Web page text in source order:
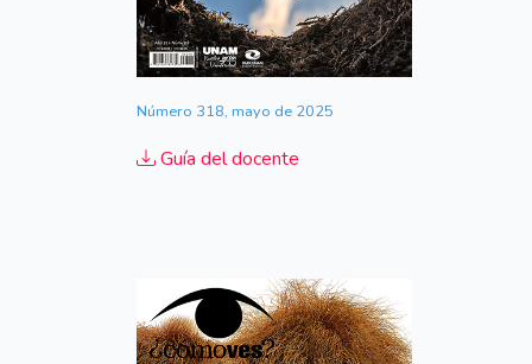
Número 318, mayo de 2025
Guía del docente